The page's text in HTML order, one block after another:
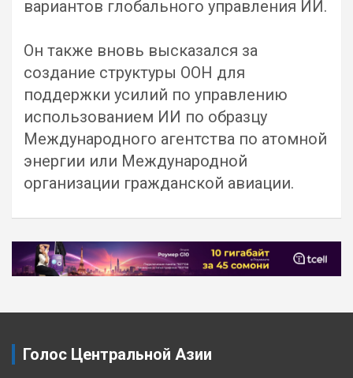
вариантов глобального управления ИИ.
Он также вновь высказался за
создание структуры ООН для
поддержки усилий по управлению
использованием ИИ по образцу
Международного агентства по атомной
энергии или Международной
организации гражданской авиации.
Навигация
по
Голос Центральной Азии